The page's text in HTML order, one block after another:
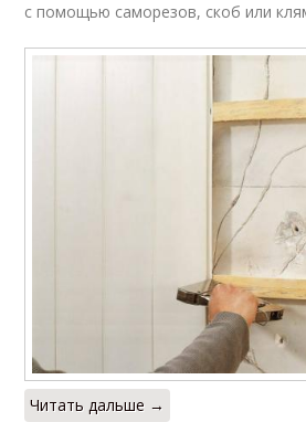
с помощью саморезов, скоб или
Читать дальше →